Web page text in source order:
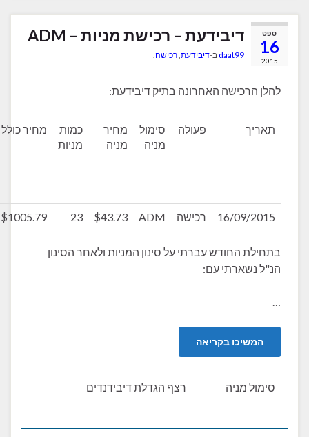
דיבידעת – רכישת מניות – ADM
daat99ב-דיבידעת,רכישה.
האחרונה בתיק דיבידעת:
פעולה
סימול
מחיר
מניה
כמות
מניות
מחיר כולל
דיבידנד
16/09/ רכישה ADM
$43.73
23
$1005.79
$19.32
החודש עברתי על סינון המניות ולאחר הסינון
עם:
בקריאה
רצף הגדלת דיבידנדים